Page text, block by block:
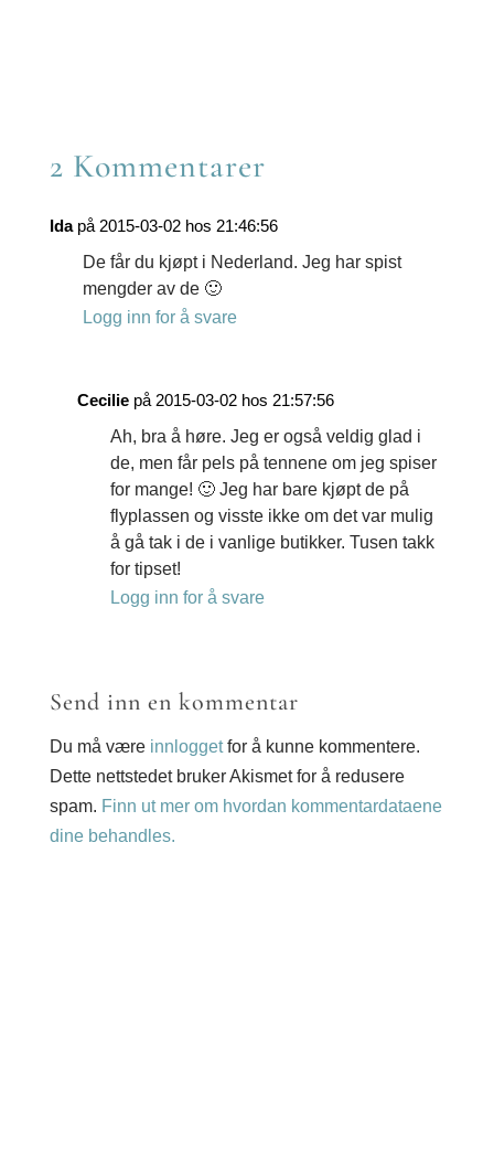
2 Kommentarer
Ida på 2015-03-02 hos 21:46:56
De får du kjøpt i Nederland. Jeg har spist
mengder av de 🙂
Logg inn for å svare
Cecilie på 2015-03-02 hos 21:57:56
Ah, bra å høre. Jeg er også veldig glad i
de, men får pels på tennene om jeg spiser
for mange! 🙂 Jeg har bare kjøpt de på
flyplassen og visste ikke om det var mulig
å gå tak i de i vanlige butikker. Tusen takk
for tipset!
Logg inn for å svare
Send inn en kommentar
Du må være innloggetfor å kunne kommentere.
Dette nettstedet bruker Akismet for å redusere
spam. Finn ut mer om hvordan kommentardataene
dine behandles.